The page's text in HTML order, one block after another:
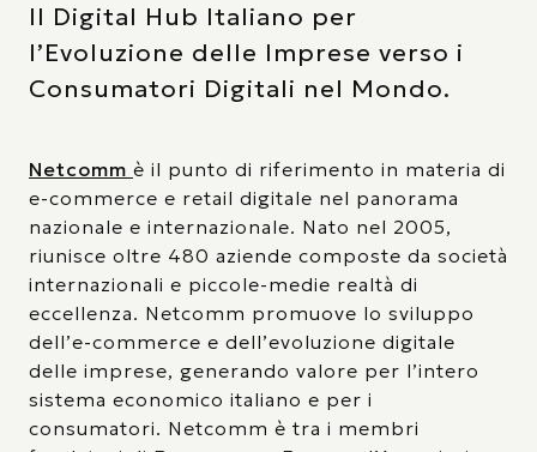
Il Digital Hub Italiano per
l’Evoluzione delle Imprese verso i
Consumatori Digitali nel Mondo.
Netcomm è il punto di riferimento in materia di
e-commerce e retail digitale nel panorama
nazionale e internazionale. Nato nel 2005,
riunisce oltre 480 aziende composte da società
internazionali e piccole-medie realtà di
eccellenza. Netcomm promuove lo sviluppo
dell’e-commerce e dell’evoluzione digitale
delle imprese, generando valore per l’intero
sistema economico italiano e per i
consumatori. Netcomm è tra i membri